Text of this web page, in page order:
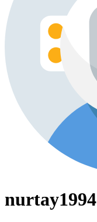
nurtay1994